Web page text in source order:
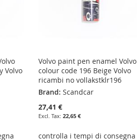
Volvo
Volvo paint pen enamel Volvo
colour code 196 Beige Volvo
ricambi no vollakstklr196
Brand: Scandcar
27,41 €
22,65 €
controlla i tempi di consegna